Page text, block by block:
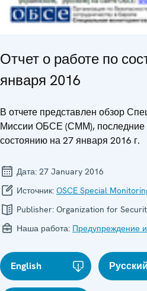
Отчет о работе по
января 2016
В отчете представлен обзор
Миссии ОБСЕ (СММ), последние
состоянию на 27 января 2016 г.
Дата: 27 January 2016
Источник: OSCE Special
Publisher: Organization for
Наша работа: Предупреждение
English Русский